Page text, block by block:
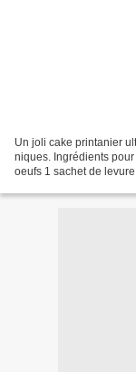
Un joli cake printanier
niques. Ingrédients
oeufs 1 sachet de